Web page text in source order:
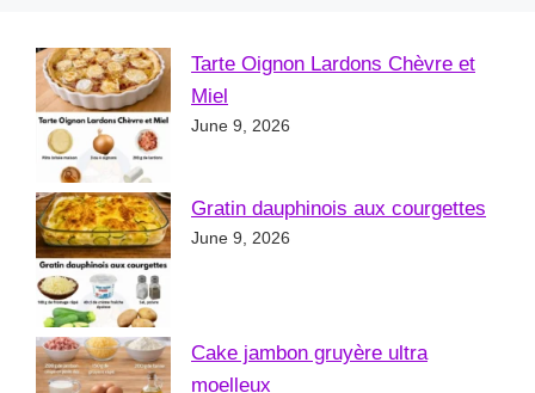
Tarte Oignon Lardons Chèvre et
Miel
June 9, 2026
Gratin dauphinois aux courgettes
June 9, 2026
Cake jambon gruyère ultra
moelleux